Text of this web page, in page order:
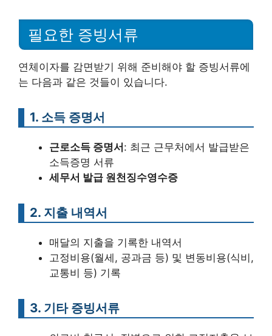
필요한 증빙서류
연체이자를 감면받기 위해 준비해야 할 증빙서류에
는 다음과 같은 것들이 있습니다.
1. 소득 증명서
근로소득 증명서: 최근 근무처에서 발급받은
소득증명 서류
세무서 발급 원천징수영수증
2. 지출 내역서
매달의 지출을 기록한 내역서
고정비용(월세, 공과금 등) 및 변동비용(식비,
교통비 등) 기록
3. 기타 증빙서류